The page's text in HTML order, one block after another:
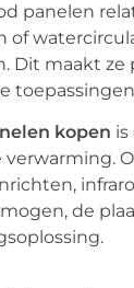
panelen
of
Dit maakt
kopen is
de